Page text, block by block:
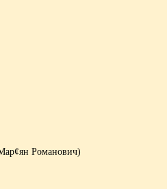
Романович)